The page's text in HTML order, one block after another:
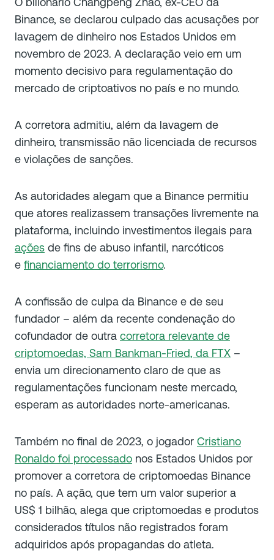
Binance, se declarou culpado das acusações por
lavagem de dinheiro nos Estados Unidos em
novembro de 2023. A declaração veio em um
momento decisivo para regulamentação do
mercado de criptoativos no país e no mundo.
A corretora admitiu, além da lavagem de
dinheiro, transmissão não licenciada de recursos
e violações de sanções.
As autoridades alegam que a Binance permitiu
que atores realizassem transações livremente na
plataforma, incluindo investimentos ilegais para
ações de fins de abuso infantil, narcóticos
e financiamento do terrorismo.
A confissão de culpa da Binance e de seu
fundador – além da recente condenação do
cofundador de outra corretora relevante de
criptomoedas, Sam Bankman-Fried, da FTX –
envia um direcionamento claro de que as
regulamentações funcionam neste mercado,
esperam as autoridades norte-americanas.
Também no final de 2023, o jogador Cristiano
Ronaldo foi processado nos Estados Unidos por
promover a corretora de criptomoedas Binance
no país. A ação, que tem um valor superior a
US$ 1 bilhão, alega que criptomoedas e produtos
considerados títulos não registrados foram
adquiridos após propagandas do atleta.